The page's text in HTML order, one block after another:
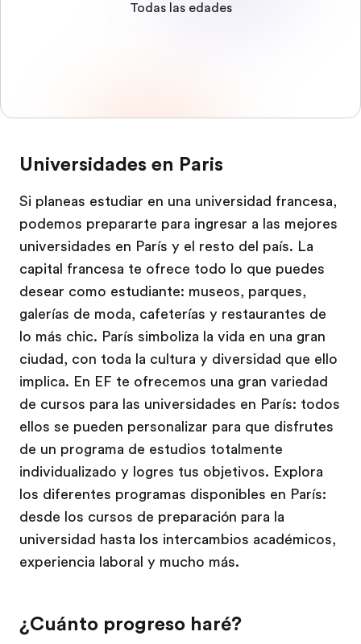
Todas las edades
Universidades en Paris
Si planeas estudiar en una universidad francesa,
podemos prepararte para ingresar a las mejores
universidades en París y el resto del país. La
capital francesa te ofrece todo lo que puedes
desear como estudiante: museos, parques,
galerías de moda, cafeterías y restaurantes de
lo más chic. París simboliza la vida en una gran
ciudad, con toda la cultura y diversidad que ello
implica. En EF te ofrecemos una gran variedad
de cursos para las universidades en París: todos
ellos se pueden personalizar para que disfrutes
de un programa de estudios totalmente
individualizado y logres tus objetivos. Explora
los diferentes programas disponibles en París:
desde los cursos de preparación para la
universidad hasta los intercambios académicos,
experiencia laboral y mucho más.
¿Cuánto progreso haré?